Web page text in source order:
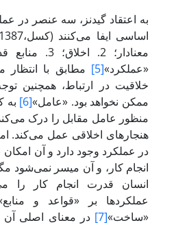
به اعتقاد گیدنز، سه عنصر در
معنادار؛ 2.
«عملکرد»[5]
مطابق با
خلاقیت در ارتباط، همچنین
ممکن نخواهد بود. «عامل»[6]
به
منظور عامل مقابل را درک
هنجارهای اخلاقی عمل می‌کند.
در عملکرد وجود دارد و آن
انجام کار، و آن میسر نمی‌شود
انسان قدرت انجام کار را
عملکردها بر «قواعد و
«ساخت»[7]
در معنای اصلی ‌آن